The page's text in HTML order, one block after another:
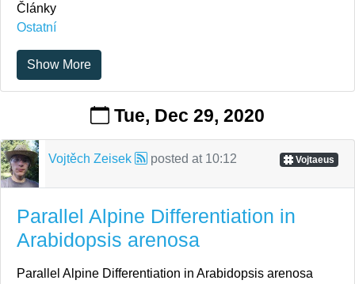
Články
Ostatní
Show More
Tue, Dec 29, 2020
Vojtěch Zeisek posted at 10:12 Vojtaeus
Parallel Alpine Differentiation in
Arabidopsis arenosa
Parallel Alpine Differentiation in Arabidopsis arenosa